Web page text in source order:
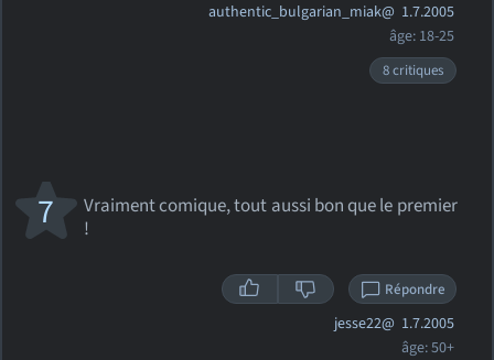
authentic_bulgarian_miak@ 1.7.2005
âge: 18-25
8 critiques
Vraiment comique, tout aussi bon que le premier
!
7
Répondre
jesse22@ 1.7.2005
âge: 50+